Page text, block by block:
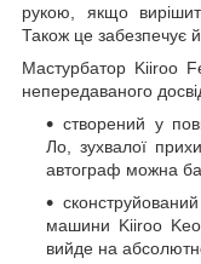
рукою, якщо
Також це забезпечує
Мастурбатор Kiiroo
непередаваного
створений у
Ло, зухвалої
автограф можна
машини Kiiroo
вийде на